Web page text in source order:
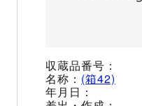
(箱42)